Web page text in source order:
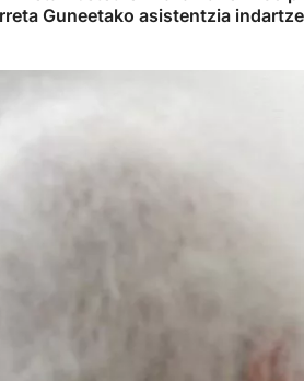
Guneetako asistentzia